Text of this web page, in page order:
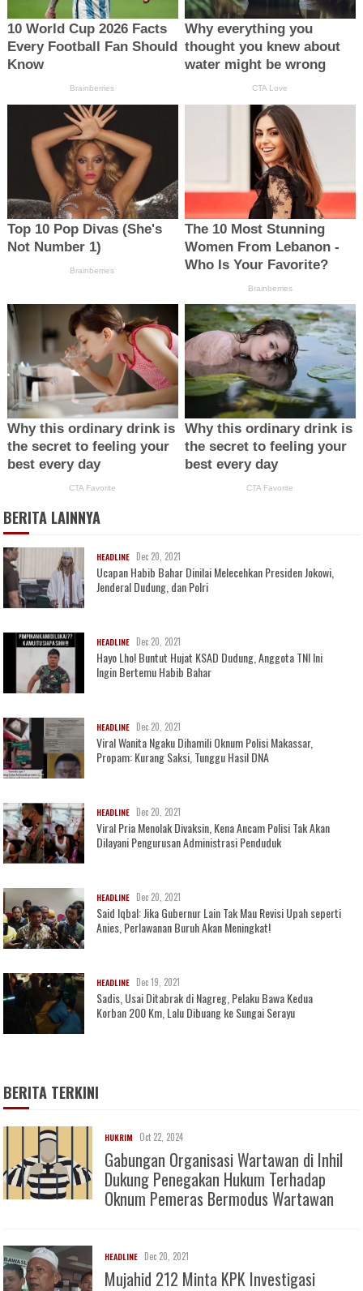
BERITA LAINNYA
HEADLINE Dec 20, 2021
Ucapan Habib Bahar Dinilai Melecehkan Presiden Jokowi,
Jenderal Dudung, dan Polri
HEADLINE Dec 20, 2021
Hayo Lho! Buntut Hujat KSAD Dudung, Anggota TNI Ini
Ingin Bertemu Habib Bahar
HEADLINE Dec 20, 2021
Viral Wanita Ngaku Dihamili Oknum Polisi Makassar,
Propam: Kurang Saksi, Tunggu Hasil DNA
HEADLINE Dec 20, 2021
Viral Pria Menolak Divaksin, Kena Ancam Polisi Tak Akan
Dilayani Pengurusan Administrasi Penduduk
HEADLINE Dec 20, 2021
Said Iqbal: Jika Gubernur Lain Tak Mau Revisi Upah seperti
Anies, Perlawanan Buruh Akan Meningkat!
HEADLINE Dec 19, 2021
Sadis, Usai Ditabrak di Nagreg, Pelaku Bawa Kedua
Korban 200 Km, Lalu Dibuang ke Sungai Serayu
BERITA TERKINI
HUKRIM Oct 22, 2024
Gabungan Organisasi Wartawan di Inhil
Dukung Penegakan Hukum Terhadap
Oknum Pemeras Bermodus Wartawan
HEADLINE Dec 20, 2021
Mujahid 212 Minta KPK Investigasi